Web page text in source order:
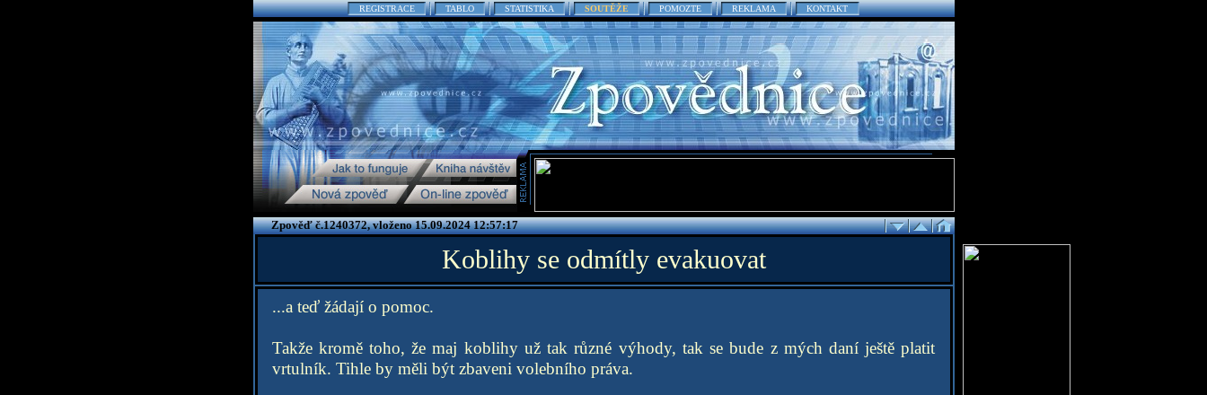
REGISTRACE TABLO STATISTIKA SOUTĚŽE POMOZTE REKLAMA KONTAKT
Zpověď č.1240372, vloženo 15.09.2024 12:57:17
Koblihy se odmítly evakuovat
...a teď žádají o pomoc.
Takže kromě toho, že maj koblihy už tak různé výhody, tak se bude z mých daní ještě platit
vrtulník. Tihle by měli být zbaveni volebního práva.